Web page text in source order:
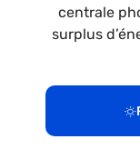
centrale
surplus